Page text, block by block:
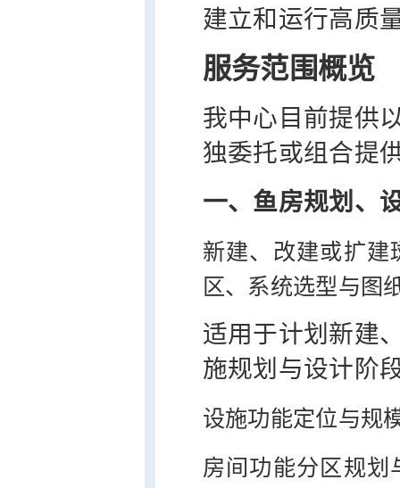
建立和运行高质
服务范围概览
我中心目前提供
独委托或组合提
一、鱼房规划、
新建、改建或扩建
区、系统选型与图
适用于计划新建
施规划与设计阶
设施功能定位与规
房间功能分区规